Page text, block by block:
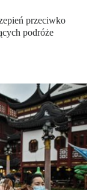
przeciwko
podróże